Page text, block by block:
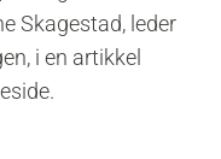
Skagestad, leder
i en artikkel